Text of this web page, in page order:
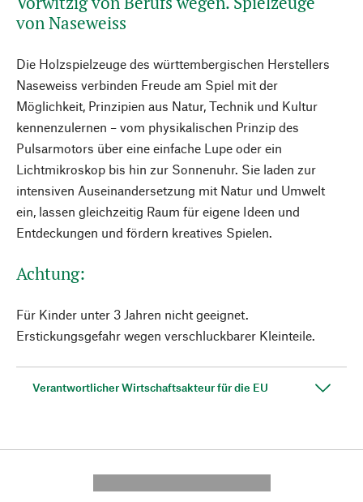
von Naseweiss
Die Holzspielzeuge des württembergischen Herstellers
Naseweiss verbinden Freude am Spiel mit der
Möglichkeit, Prinzipien aus Natur, Technik und Kultur
kennenzulernen – vom physikalischen Prinzip des
Pulsarmotors über eine einfache Lupe oder ein
Lichtmikroskop bis hin zur Sonnenuhr. Sie laden zur
intensiven Auseinandersetzung mit Natur und Umwelt
ein, lassen gleichzeitig Raum für eigene Ideen und
Entdeckungen und fördern kreatives Spielen.
Achtung:
Für Kinder unter 3 Jahren nicht geeignet.
Erstickungsgefahr wegen verschluckbarer Kleinteile.
Verantwortlicher Wirtschaftsakteur für die EU